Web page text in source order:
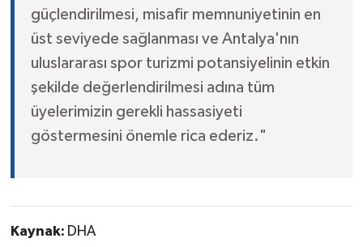
güçlendirilmesi, misafir memnuniyetinin en
üst seviyede sağlanması ve Antalya'nın
uluslararası spor turizmi potansiyelinin etkin
şekilde değerlendirilmesi adına tüm
üyelerimizin gerekli hassasiyeti
göstermesini önemle rica ederiz."
Kaynak: DHA